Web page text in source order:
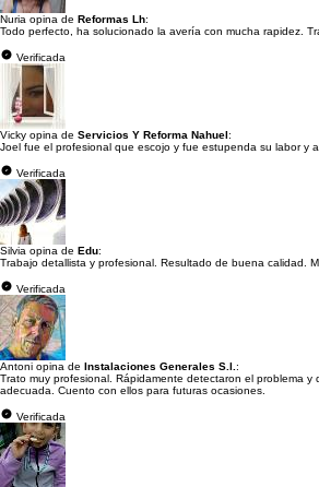
Nuria opina de Reformas Lh:
Todo perfecto, ha solucionado la avería con mucha rapidez.
Verificada
Vicky opina de Servicios Y Reforma Nahuel:
Joel fue el profesional que escojo y fue estupenda su labor y
Verificada
Silvia opina de Edu:
Trabajo detallista y profesional. Resultado de buena calidad.
Verificada
Antoni opina de Instalaciones Generales S.l. :
Trato muy profesional. Rápidamente detectaron el problema y
adecuada. Cuento con ellos para futuras ocasiones.
Verificada